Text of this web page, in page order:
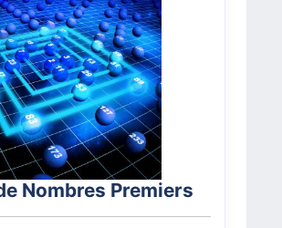
Nombres Premiers